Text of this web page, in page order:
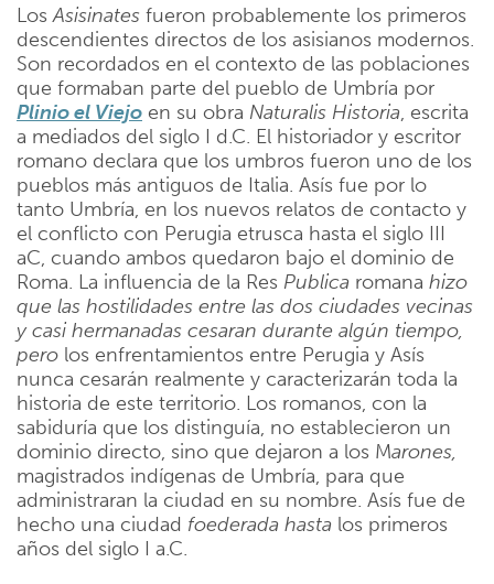
LosAsisinates fueron probablemente los primeros
descendientes directos de los asisianos modernos.
Son recordados en el contexto de las poblaciones
que formaban parte del pueblo de Umbría por
Plinioel Viejo en su obra Naturalis Historia, escrita
a mediados del siglo I d.C. El historiador y escritor
romano declara que los umbros fueron uno de los
pueblos más antiguos de Italia. Asís fue por lo
tanto Umbría, en los nuevos relatos de contacto y
el conflicto con Perugia etrusca hasta el siglo III
aC, cuando ambos quedaron bajo el dominio de
Roma. La influencia de la Res Publica romana hizo
que las hostilidades entre las dos ciudades vecinas
y casi hermanadas cesaran durante algún tiempo,
pero los enfrentamientos entre Perugia y Asís
nunca cesarán realmente y caracterizarán toda la
historia de este territorio. Los romanos, con la
sabiduría que los distinguía, no establecieron un
dominio directo, sino que dejaron a los Marones,
magistrados indígenas de Umbría, para que
administraran la ciudad en su nombre. Asís fue de
hecho una ciudad foederada hasta los primeros
años del siglo I a.C.